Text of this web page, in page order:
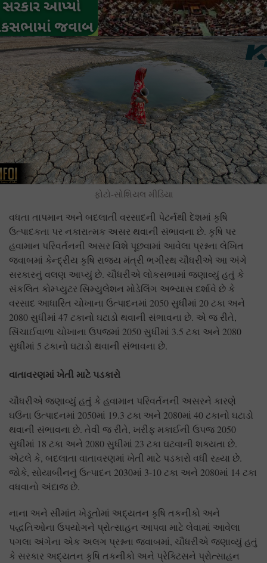
ફોટો-સોશિયલ મીડિયા
વધતા તાપમાન અને બદલાતી વરસાદની પેટર્નથી દેશમાં કૃષિ
ઉત્પાદકતા પર નકારાત્મક અસર થવાની સંભાવના છે. કૃષિ પર
હવામાન પરિવર્તનની અસર વિશે પૂછવામાં આવેલા પ્રશ્નના લેખિત
જવાબમાં કેન્દ્રીય કૃષિ રાજ્ય મંત્રી ભગીરથ ચૌધરીએ આ અંગે
સરકારનું વલણ આપ્યું છે. ચૌધરીએ લોકસભામાં જણાવ્યું હતું કે
સંકલિત કોમ્પ્યુટર સિમ્યુલેશન મોડેલિંગ અભ્યાસ દર્શાવે છે કે
વરસાદ આધારિત ચોખાના ઉત્પાદનમાં 2050 સુધીમાં 20 ટકા અને
2080 સુધીમાં 47 ટકાનો ઘટાડો થવાની સંભાવના છે. એ જ રીતે,
સિંચાઈવાળા ચોખાના ઉપજમાં 2050 સુધીમાં 3.5 ટકા અને 2080
સુધીમાં 5 ટકાનો ઘટાડો થવાની સંભાવના છે.
વાતાવરણમાં ખેતી માટે પડકારો
ચૌધરીએ જણાવ્યું હતું કે હવામાન પરિવર્તનની અસરને કારણે
ઘઉંના ઉત્પાદનમાં 2050માં 19.3 ટકા અને 2080માં 40 ટકાનો ઘટાડો
થવાની સંભાવના છે. તેવી જ રીતે, ખરીફ મકાઈની ઉપજ 2050
સુધીમાં 18 ટકા અને 2080 સુધીમાં 23 ટકા ઘટવાની શક્યતા છે.
એટલે કે, બદલાતા વાતાવરણમાં ખેતી માટે પડકારો વધી રહ્યા છે.
જોકે, સોયાબીનનું ઉત્પાદન 2030માં 3-10 ટકા અને 2080માં 14 ટકા
વધવાનો અંદાજ છે.
નાના અને સીમાંત ખેડૂતોમાં અદ્યતન કૃષિ તકનીકો અને
પદ્ધતિઓના ઉપયોગને પ્રોત્સાહન આપવા માટે લેવામાં આવેલા
પગલા અંગેના એક અલગ પ્રશ્નના જવાબમાં, ચૌધરીએ જણાવ્યું હતું
કે સરકાર અદ્યતન કૃષિ તકનીકો અને પ્રેક્ટિસને પ્રોત્સાહન